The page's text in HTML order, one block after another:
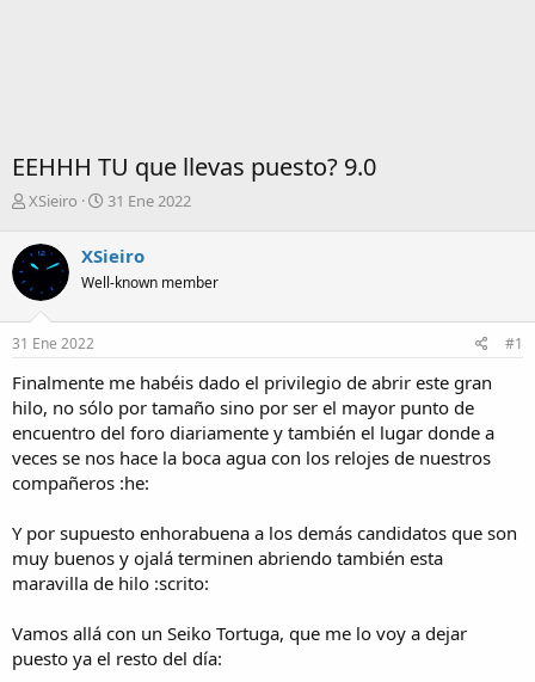
EEHHH TU que llevas puesto? 9.0
I
i
c
i
a
d
o
d
e
l
t
e
XSieiro
F
h
a
e
c
i
o
31 Ene 2022
XSieiro
Well-known member
31 Ene 2022 #1
Finalmente me habéis dado el privilegio de abrir este gran
hilo, no sólo por tamaño sino por ser el mayor punto de
encuentro del foro diariamente y también el lugar donde a
veces se nos hace la boca agua con los relojes de nuestros
compañeros :he:
Y por supuesto enhorabuena a los demás candidatos que son
muy buenos y ojalá terminen abriendo también esta
maravilla de hilo :scrito:
Vamos allá con un Seiko Tortuga, que me lo voy a dejar
puesto ya el resto del día: